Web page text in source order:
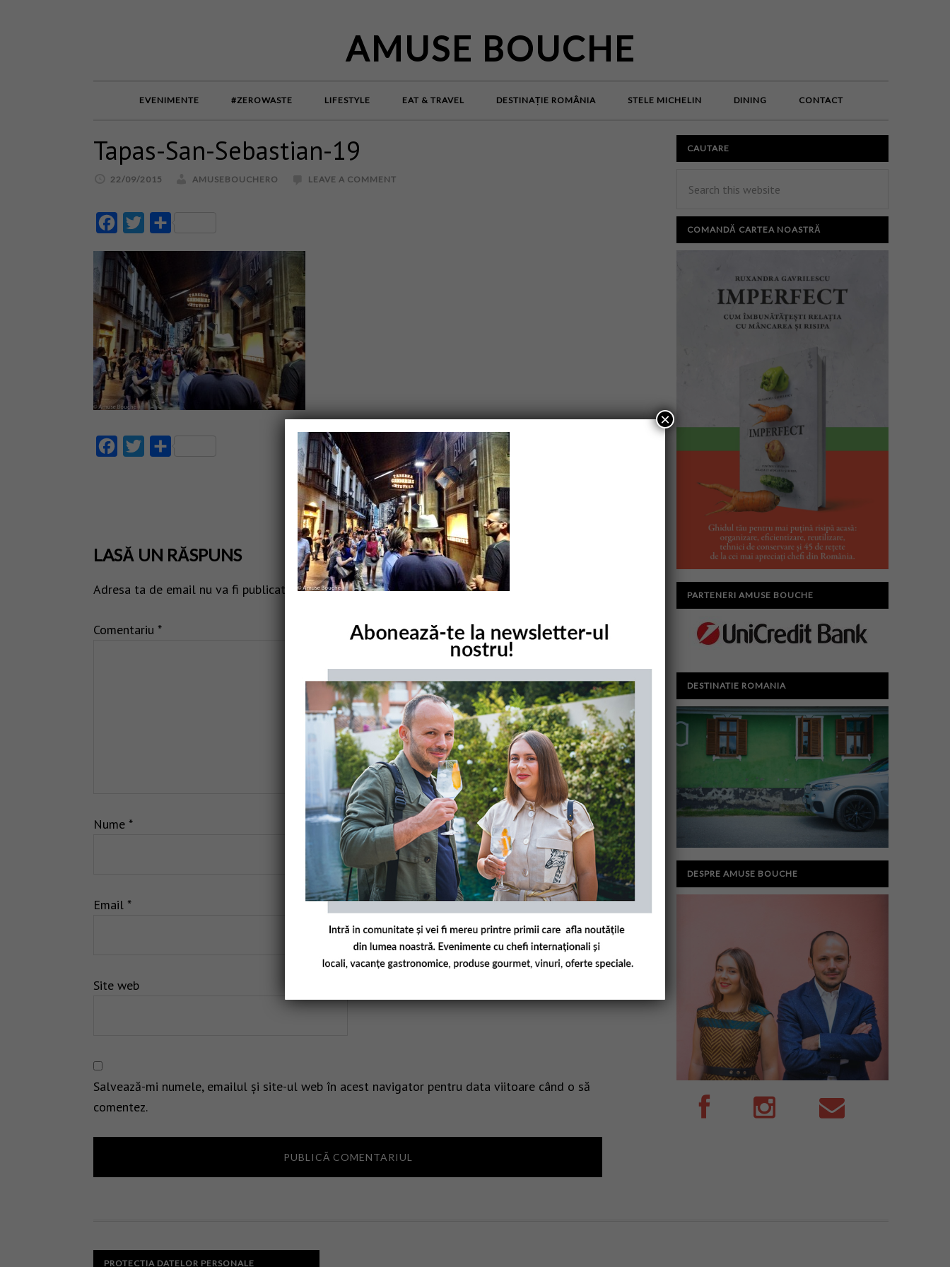
AMUSE BOUCHE
EVENIMENTE #ZEROWASTE LIFESTYLE EAT & TRAVEL DESTINAȚIE ROMÂNIA STELE MICHELIN DINING CONTACT
Tapas-San-Sebastian-19
22/09/2015 AMUSEBOUCHERO LEAVE A COMMENT
FacebookTwitter
FacebookTwitter
LASĂ UN RĂSPUNS
Adresa ta de email nu va fi publicată. Câmpurile obligatorii sunt marcate cu*
Comentariu *
Nume *
Email *
Site web
Salvează-mi numele, emailul și site-ul web în acest navigator pentru data viitoare când o să
comentez.
CAUTARE
COMANDĂ CARTEA NOASTRĂ
PARTENERI AMUSE BOUCHE
DESTINATIE ROMANIA
DESPRE AMUSE BOUCHE
PROTECTIA DATELOR PERSONALE
×